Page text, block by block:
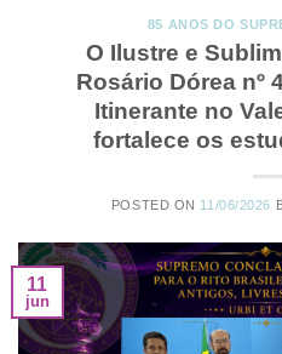
85 ANOS DO
O Ilustre e
Rosário Dórea nº
Itinerante no
fortalece os
POSTED ON 11/06/2026
11
jun